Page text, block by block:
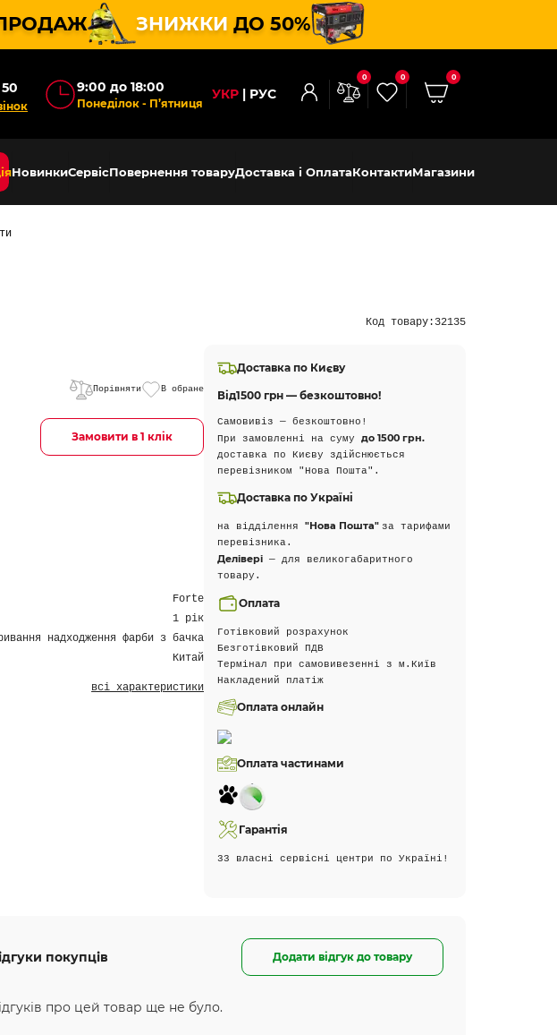
ЗНИЖКИ ДО 50%
9:00 до 18:00
Понеділок - П’ятниця
УКР РУС
0 0 0
НовинкиСервісПовернення товаруДоставка і ОплатаКонтактиМагазини
Код товару: 32135
Порівняти В обране
Замовити в 1 клік
Forte
1 рік
надходження фарби з бачка
Китай
всі характеристики
Доставка по Києву
Від1500 грн — безкоштовно!
Самовивіз — безкоштовно!
При замовленні на сумудо 1500 грн.
доставка по Києву здійснюється
перевізником "Нова Пошта".
Доставка по Україні
на відділення"Нова Пошта" за тарифами
перевізника.
Делівері — для великогабаритного
товару.
Оплата
Готівковий розрахунок
Безготівковий ПДВ
Термінал при самовивезенні з м.Київ
Накладений платіж
Оплата онлайн
Оплата частинами
Гарантія
33 власні сервісні центри по Україні!
покупців Додати відгук до товару
про цей товар ще не було.